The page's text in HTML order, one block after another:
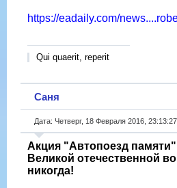
https://eadaily.com/
Qui quaerit, reperit
Саня
Дата: Четверг, 18 Февраля 2016,
Акция "Автопоезд
Великой отечественной
никогда!